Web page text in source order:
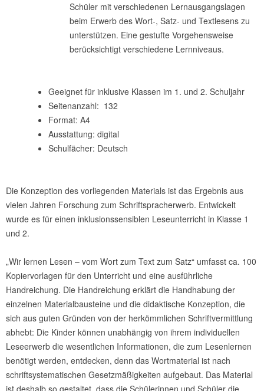
Schüler mit verschiedenen Lernausgangslagen
beim Erwerb des Wort-, Satz- und Textlesens zu
unterstützen. Eine gestufte Vorgehensweise
berücksichtigt verschiedene Lernniveaus.
Geeignet für inklusive Klassen im 1. und 2. Schuljahr
Seitenanzahl: 132
Format: A4
Ausstattung: digital
Schulfächer: Deutsch
Die Konzeption des vorliegenden Materials ist das Ergebnis aus
vielen Jahren Forschung zum Schriftspracherwerb. Entwickelt
wurde es für einen inklusionssensiblen Leseunterricht in Klasse 1
und 2.
„Wir lernen Lesen – vom Wort zum Text zum Satz“ umfasst ca. 100
Kopiervorlagen für den Unterricht und eine ausführliche
Handreichung. Die Handreichung erklärt die Handhabung der
einzelnen Materialbausteine und die didaktische Konzeption, die
sich aus guten Gründen von der herkömmlichen Schriftvermittlung
abhebt: Die Kinder können unabhängig von ihrem individuellen
Leseerwerb die wesentlichen Informationen, die zum Lesenlernen
benötigt werden, entdecken, denn das Wortmaterial ist nach
schriftsystematischen Gesetzmäßigkeiten aufgebaut. Das Material